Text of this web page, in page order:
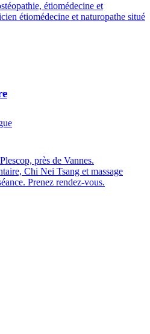
étiomédecine et
étiomédecine et naturopathe situé
près de Vannes.
Chi Nei Tsang et massage
Prenez rendez-vous.